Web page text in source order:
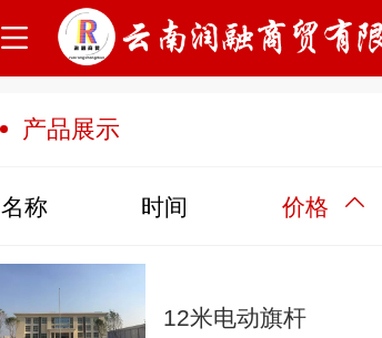
产品展示
名称 时间 价格
12米电动旗杆